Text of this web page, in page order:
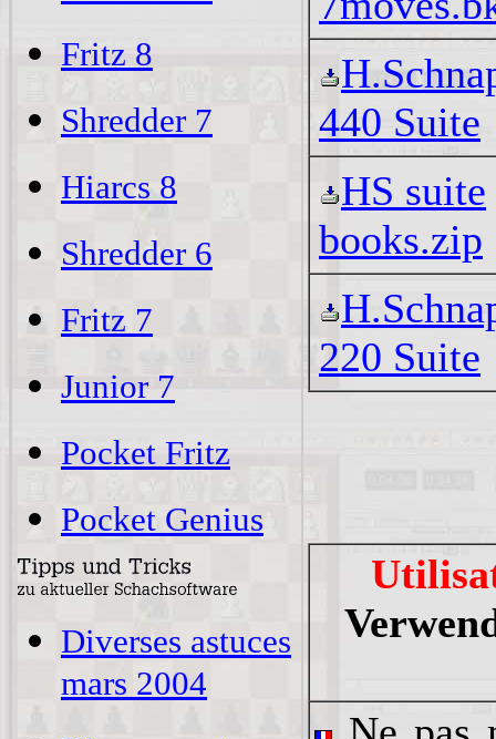
Fritz 8
Shredder 7
Hiarcs 8
Shredder 6
Fritz 7
Junior 7
Pocket Fritz
Pocket Genius
Diverses astuces
mars 2004
440 Suite
HS suite
books.zip
220 Suite